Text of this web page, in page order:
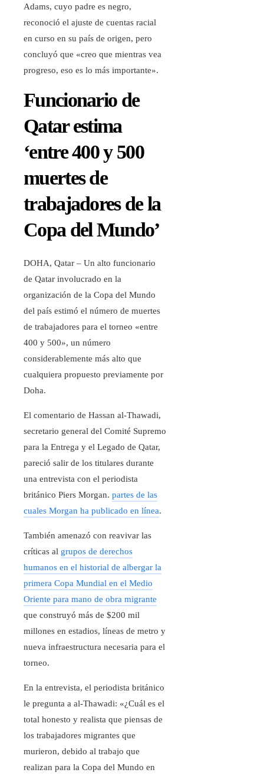
Adams, cuyo padre es negro,
reconoció el ajuste de cuentas racial
en curso en su país de origen, pero
concluyó que «creo que mientras vea
progreso, eso es lo más importante».
Funcionario de
Qatar estima
‘entre 400 y 500
muertes de
trabajadores de la
Copa del Mundo’
DOHA, Qatar – Un alto funcionario
de Qatar involucrado en la
organización de la Copa del Mundo
del país estimó el número de muertes
de trabajadores para el torneo «entre
400 y 500», un número
considerablemente más alto que
cualquiera propuesto previamente por
Doha.
El comentario de Hassan al-Thawadi,
secretario general del Comité Supremo
para la Entrega y el Legado de Qatar,
pareció salir de los titulares durante
una entrevista con el periodista
británico Piers Morgan. partes de las
cuales Morgan ha publicado en línea.
También amenazó con reavivar las
críticas al grupos de derechos
humanos en el historial de albergar la
primera Copa Mundial en el Medio
Oriente para mano de obra migrante
que construyó más de $200 mil
millones en estadios, líneas de metro y
nueva infraestructura necesaria para el
torneo.
En la entrevista, el periodista británico
le pregunta a al-Thawadi: «¿Cuál es el
total honesto y realista que piensas de
los trabajadores migrantes que
murieron, debido al trabajo que
realizan para la Copa del Mundo en